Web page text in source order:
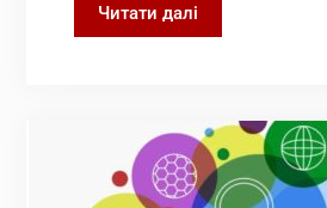
Читати даліПорядок
організації
військового
обліку
призовників,